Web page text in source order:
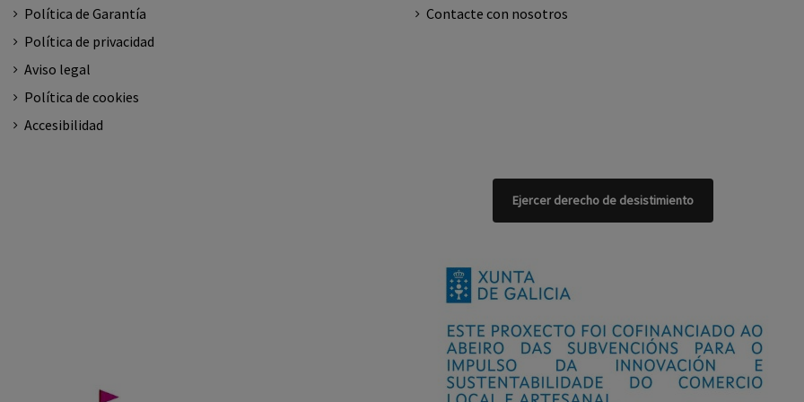
Política de Garantía
Política de privacidad
Aviso legal
Política de cookies
Accesibilidad
Contacte con nosotros
Ejercer derecho de desistimiento